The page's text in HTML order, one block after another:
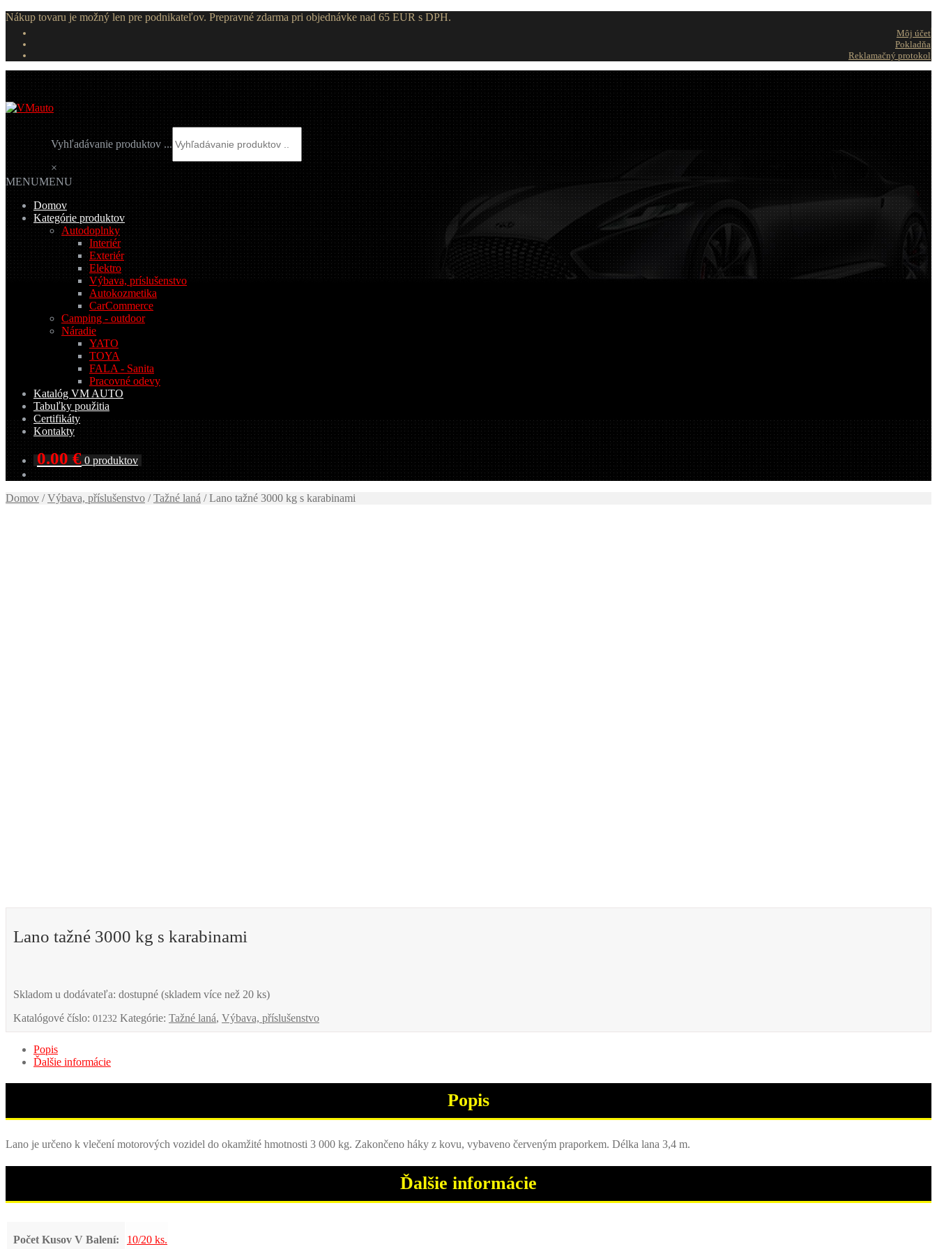
Nákup tovaru je možný len pre podnikateľov. Prepravné zdarma pri objednávke nad 65 EUR s DPH.
Môj účet
Pokladňa
Reklamačný protokol
Preskočiť
na
navigáciu
Preskočiť
na
obsah
Vyhľadávanie produktov ...
×
MENUMENU
Domov
Kategórie produktov
Autodoplnky
Interiér
Exteriér
Elektro
Výbava, príslušenstvo
Autokozmetika
CarCommerce
Camping - outdoor
Náradie
YATO
TOYA
FALA - Sanita
Pracovné odevy
Katalóg VM AUTO
Tabuľky použitia
Certifikáty
Kontakty
0.00€ 0 produktov
Domov /Výbava, příslušenstvo /Tažné laná /Lano tažné 3000 kg s karabinami
Lano tažné 3000 kg s karabinami
Skladom u dodávateľa: dostupné (skladem více než 20 ks)
Katalógové číslo: 01232 Kategórie: Tažné laná, Výbava, příslušenstvo
Popis
Ďalšie informácie
Popis
Lano je určeno k vlečení motorových vozidel do okamžité hmotnosti 3 000 kg. Zakončeno háky z kovu, vybaveno červeným praporkem. Délka lana 3,4 m.
Ďalšie informácie
Počet Kusov V Balení: 10/20 ks.